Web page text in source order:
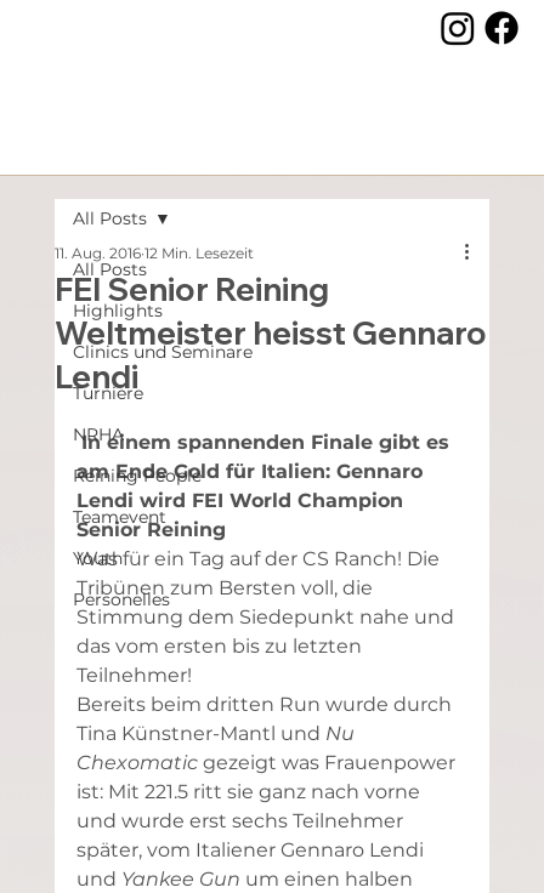
All Posts
Highlights
Clinics und Seminare
Turniere
NRHA
Reining People
Teamevent
Youth
Personelles
All Posts
FEI Senior Reining
Weltmeister heisst Gennaro
Lendi
11. Aug. 2016 12 Min. Lesezeit
In einem spannenden Finale gibt es
am Ende Gold für Italien: Gennaro
Lendi wird FEI World Champion
Senior Reining
Was für ein Tag auf der CS Ranch! Die
Tribünen zum Bersten voll, die
Stimmung dem Siedepunkt nahe und
das vom ersten bis zu letzten
Teilnehmer!
Bereits beim dritten Run wurde durch
Tina Künstner-Mantl und Nu
Chexomatic gezeigt was Frauenpower
ist: Mit 221.5 ritt sie ganz nach vorne
und wurde erst sechs Teilnehmer
später, vom Italiener Gennaro Lendi
und Yankee Gun um einen halben